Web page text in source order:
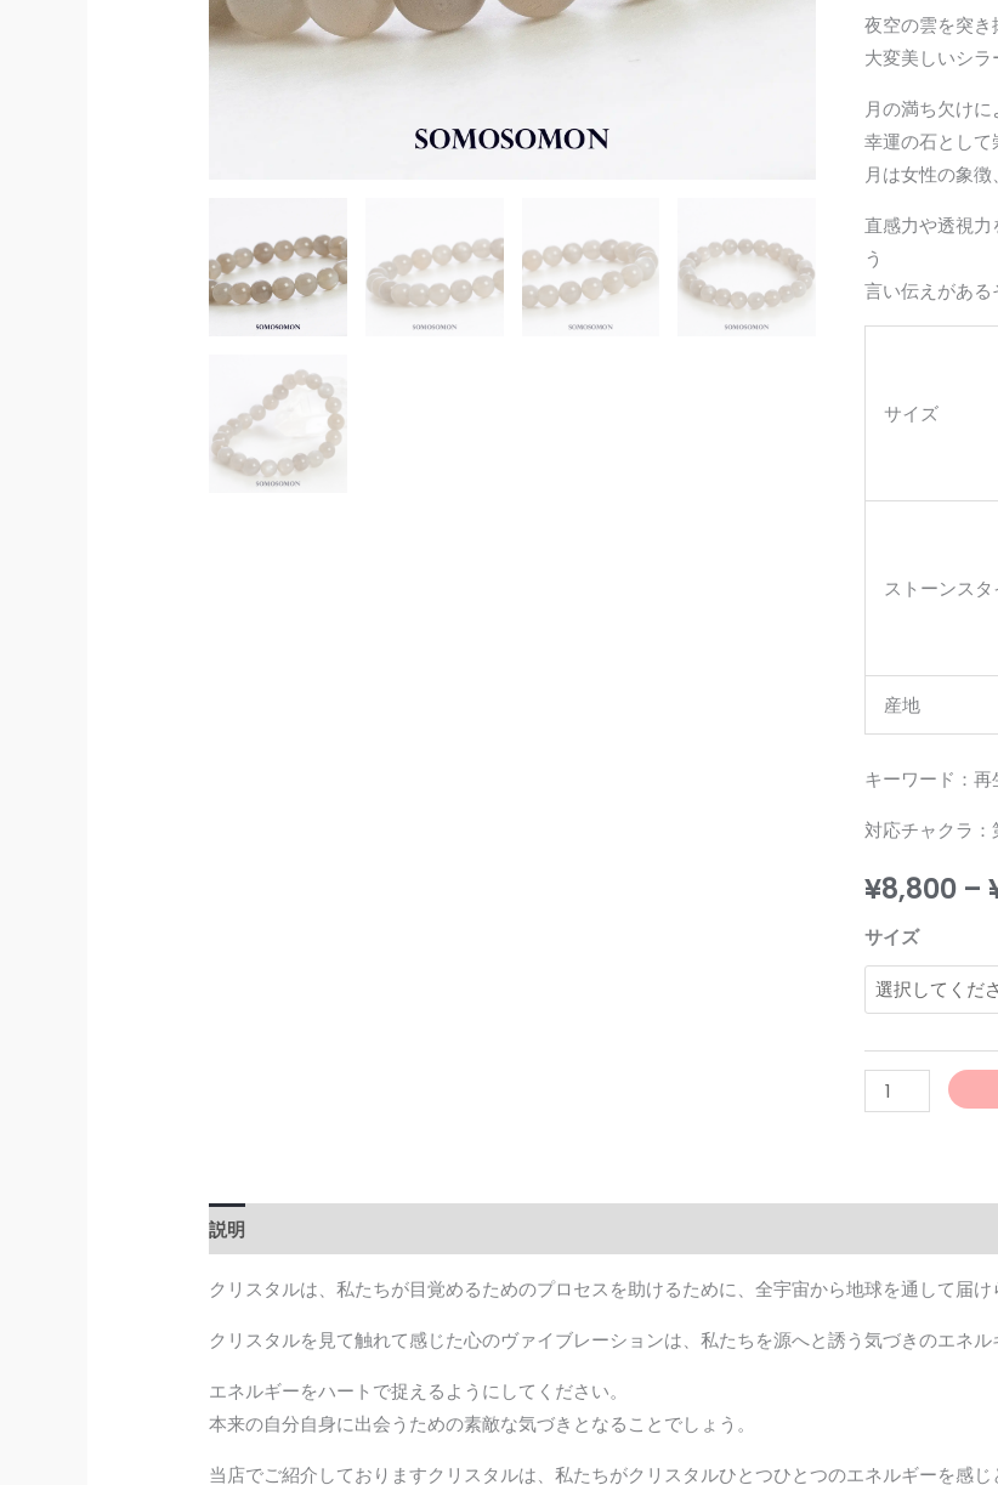
夜空の雲を突き
大変美しいシラ
月の満ち欠けに
幸運の石として
月は女性の象徴
直感力や透視
う
言い伝えがある
サイズ
ストーンス
産地
キーワード：
対応チャクラ：
¥8,800 –
サイズ
8mm
珠
レ
ス
レ
ッ
個
説明
クリスタルは、私たちが目覚めるためのプロセスを助けるために、全宇宙から地球を通して届け
クリスタルを見て触れて感じた心のヴァイブレーションは、私たちを源へと誘う気づきのエネル
エネルギーをハートで捉えるようにしてください。
本来の自分自身に出会うための素敵な気づきとなることでしょう。
当店でご紹介しておりますクリスタルは、私たちがクリスタルひとつひとつのエネルギーを感じ